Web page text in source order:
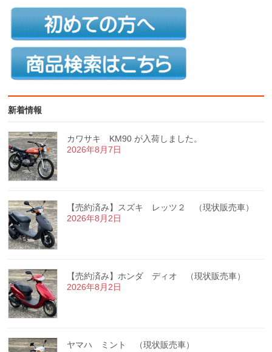
新着情報
カワサキ KM90 が入荷しました。
2026年8月7日
【売約済み】スズキ レッツ２ （現状販売車）
2026年8月2日
【売約済み】ホンダ ディオ （現状販売車）
2026年8月2日
ヤマハ ミント （現状販売車）